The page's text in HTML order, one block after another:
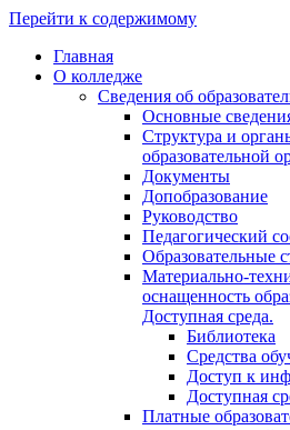
Перейти к содержимому
Главная
О колледже
Сведения об
Основные
Структура и
образовательной
Документы
Допобразование
Руководство
Педагогический
Образовательные
Материально-
оснащенность
Доступная среда.
Библиотека
Средства
Доступ к
Доступная
Платные